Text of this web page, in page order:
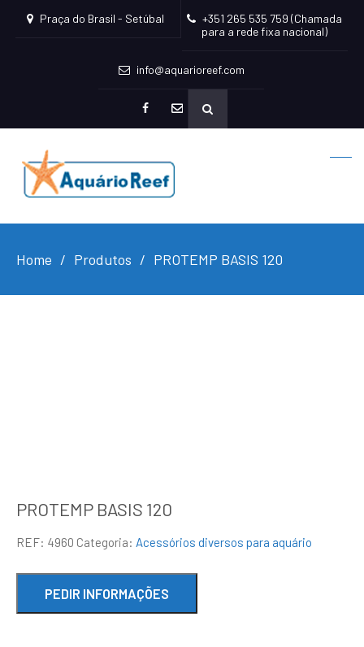
Praça do Brasil - Setúbal
+351 265 535 759 (Chamada
para a rede fixa nacional)
info@aquarioreef.com
mailto
Home Produtos PROTEMP BASIS 120
PROTEMP BASIS 120
REF: 4960 Categoria: Acessórios diversos para aquário